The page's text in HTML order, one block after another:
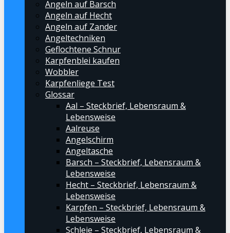
Angeln auf Barsch
Angeln auf Hecht
Angeln auf Zander
Angeltechniken
Geflochtene Schnur
Karpfenblei kaufen
Wobbler
Karpfenliege Test
Glossar
Aal – Steckbrief, Lebensraum &
Lebensweise
Aalreuse
Angelschirm
Angeltasche
Barsch – Steckbrief, Lebensraum &
Lebensweise
Hecht – Steckbrief, Lebensraum &
Lebensweise
Karpfen – Steckbrief, Lebensraum &
Lebensweise
Schleie – Steckbrief, Lebensraum &